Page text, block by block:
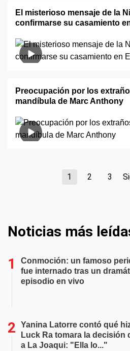
El misterioso mensaje de la
confirmarse su casamiento
Preocupación por los
mandíbula de Marc Anthony
1 2 3
Noticias más
Conmoción: un famoso
fue internado tras un
episodio en vivo
Yanina Latorre contó qué
Luck Ra tomara la decisión
a La Joaqui: "Ella lo..."